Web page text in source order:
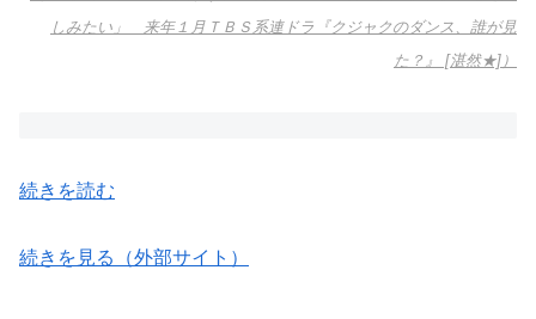
しみたい」 来年１月ＴＢＳ系連ドラ『クジャクのダンス、誰が見
た？』 [湛然★]）
続きを読む
続きを見る（外部サイト）